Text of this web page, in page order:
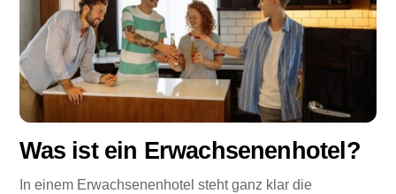
Was ist ein Erwachsenenhotel?
In einem Erwachsenenhotel steht ganz klar die